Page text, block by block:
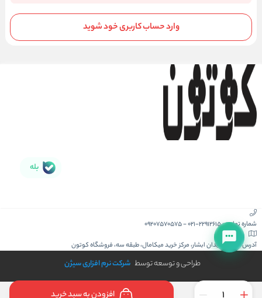
افزودن به سبد خرید
وارد حساب کاربری خود شوید
بله
شماره تماس :021-22912615
-
09207570575
آدرس :کیش، میدان ابشار، مرکز خرید میکامال، طبقه سه، فروشگاه کوتون
طراحی و توسعه توسط شرکت نرم افزاری سیژن